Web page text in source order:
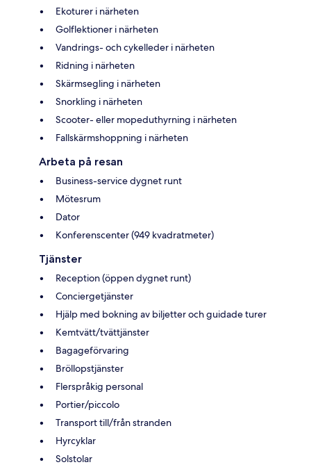
Ekoturer i närheten
Golflektioner i närheten
Vandrings- och cykelleder i närheten
Ridning i närheten
Skärmsegling i närheten
Snorkling i närheten
Scooter- eller mopeduthyrning i närheten
Fallskärmshoppning i närheten
Arbeta på resan
Business-service dygnet runt
Mötesrum
Dator
Konferenscenter (949 kvadratmeter)
Tjänster
Reception (öppen dygnet runt)
Conciergetjänster
Hjälp med bokning av biljetter och guidade turer
Kemtvätt/tvättjänster
Bagageförvaring
Bröllopstjänster
Flerspråkig personal
Portier/piccolo
Transport till/från stranden
Hyrcyklar
Solstolar